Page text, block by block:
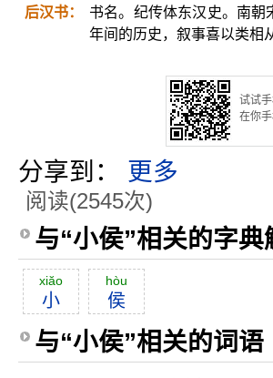
后汉书：
书名。纪传体东汉史。南
年间的历史，叙事喜以类相
试试
在你
分享到： 更多
阅读(2545次)
与“小侯”相关的字典
xiăo
小
hòu
侯
与“小侯”相关的词语